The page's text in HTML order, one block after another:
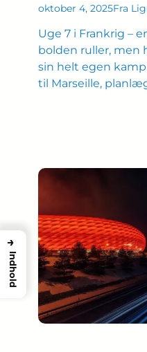
oktober 4, 2025Fra
Uge 7 i Frankrig –
bolden ruller, men
sin helt egen
til Marseille,
→
Indhold